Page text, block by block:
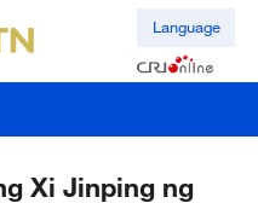
Language
Xi Jinping ng